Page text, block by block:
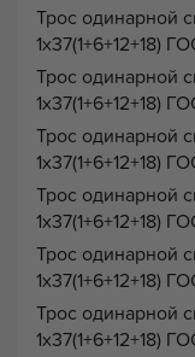
Трос одинарной
1х37(1+6+12+18)
Трос одинарной
1х37(1+6+12+18)
Трос одинарной
1х37(1+6+12+18)
Трос одинарной
1х37(1+6+12+18)
Трос одинарной
1х37(1+6+12+18)
Трос одинарной
1х37(1+6+12+18)